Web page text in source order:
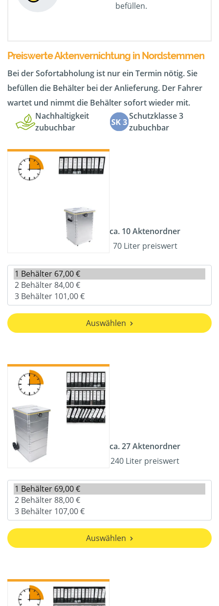
befüllen.
Preiswerte Aktenvernichtung in Nordstemmen
Bei der Sofortabholung ist nur ein Termin nötig. Sie
befüllen die Behälter bei der Anlieferung. Der Fahrer
wartet und nimmt die Behälter sofort wieder mit.
Nachhaltigkeit
zubuchbar
Schutzklasse 3
zubuchbar
ca. 10 Aktenordner
70 Liter preiswert
Auswählen
ca. 27 Aktenordner
240 Liter preiswert
Auswählen